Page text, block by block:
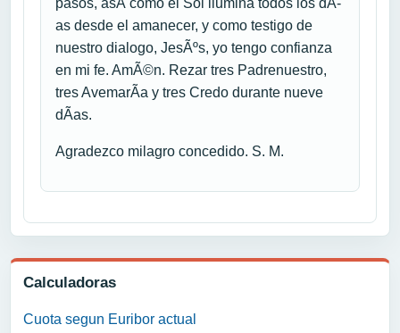
Calculadoras
Cuota segun Euribor actual
pasos, asÃ­ como el Sol ilumina todos los dÃ­
as desde el amanecer, y como testigo de
nuestro dialogo, JesÃºs, yo tengo confianza
en mi fe. AmÃ©n. Rezar tres Padrenuestro,
tres AvemarÃ­a y tres Credo durante nueve
dÃ­as.
Agradezco milagro concedido. S. M.